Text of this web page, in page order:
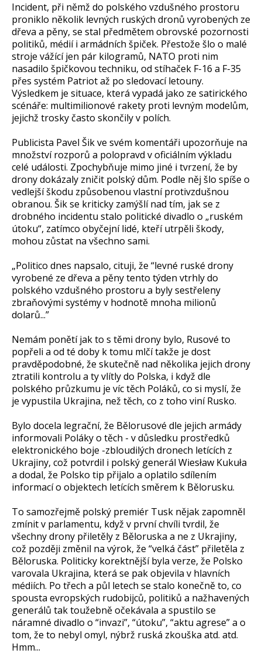
Incident, při němž do polského vzdušného prostoru
proniklo několik levných ruských dronů vyrobených ze
dřeva a pěny, se stal předmětem obrovské pozornosti
politiků, médií i armádních špiček. Přestože šlo o malé
stroje vážící jen pár kilogramů, NATO proti nim
nasadilo špičkovou techniku, od stíhaček F-16 a F-35
přes systém Patriot až po sledovací letouny.
Výsledkem je situace, která vypadá jako ze satirického
scénáře: multimilionové rakety proti levným modelům,
jejichž trosky často skončily v polích.
Publicista Pavel Šik ve svém komentáři upozorňuje na
množství rozporů a polopravd v oficiálním výkladu
celé události. Zpochybňuje mimo jiné i tvrzení, že by
drony dokázaly zničit polský dům. Podle něj šlo spíše o
vedlejší škodu způsobenou vlastní protivzdušnou
obranou. Šik se kriticky zamýšlí nad tím, jak se z
drobného incidentu stalo politické divadlo o „ruském
útoku“, zatímco obyčejní lidé, kteří utrpěli škody,
mohou zůstat na všechno sami.
„Politico dnes napsalo, cituji, že “levné ruské drony
vyrobené ze dřeva a pěny tento týden vtrhly do
polského vzdušného prostoru a byly sestřeleny
zbraňovými systémy v hodnotě mnoha milionů
dolarů...”
Nemám ponětí jak to s těmi drony bylo, Rusové to
popřeli a od té doby k tomu mlčí takže je dost
pravděpodobné, že skutečně nad několika jejich drony
ztratili kontrolu a ty vlítly do Polska, i když dle
polského průzkumu je víc těch Poláků, co si myslí, že
je vypustila Ukrajina, než těch, co z toho viní Rusko.
Bylo docela legrační, že Bělorusové dle jejich armády
informovali Poláky o těch - v důsledku prostředků
elektronického boje -zbloudilých dronech letících z
Ukrajiny, což potvrdil i polský generál Wiesław Kukuła
a dodal, že Polsko tip přijalo a oplatilo sdílením
informací o objektech letících směrem k Bělorusku.
To samozřejmě polský premiér Tusk nějak zapomněl
zmínit v parlamentu, když v první chvíli tvrdil, že
všechny drony přiletěly z Běloruska a ne z Ukrajiny,
což později změnil na výrok, že “velká část” přiletěla z
Běloruska. Politicky korektnější byla verze, že Polsko
varovala Ukrajina, která se pak objevila v hlavních
médiích. Po třech a půl letech se stalo konečně to, co
spousta evropských rudobijců, politiků a nažhavených
generálů tak toužebně očekávala a spustilo se
náramné divadlo o “invazi”, “útoku”, “aktu agrese” a o
tom, že to nebyl omyl, nýbrž ruská zkouška atd. atd.
Hmm...